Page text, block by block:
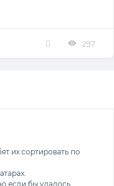
297
их сортировать по
если бы удалось